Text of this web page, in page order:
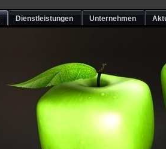
Dienstleistungen Unternehmen